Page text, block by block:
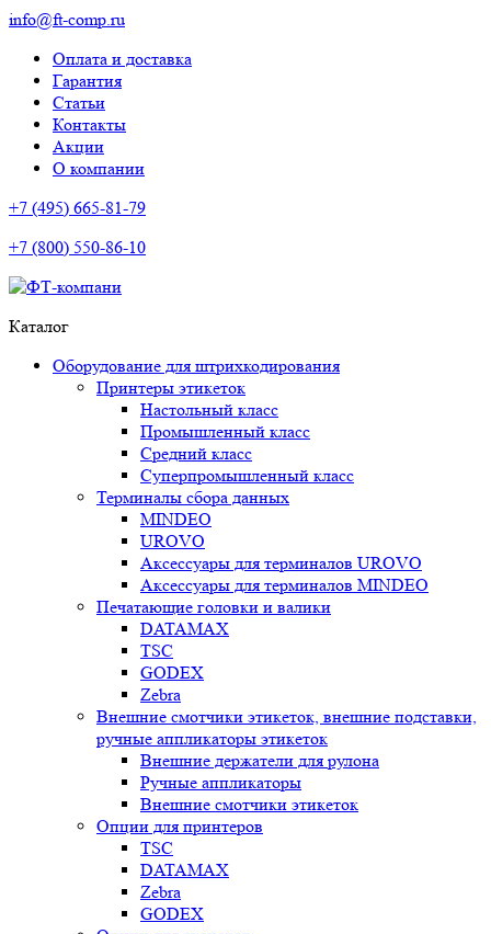
info@ft-comp.ru
Оплата и доставка
Гарантия
Статьи
Контакты
Акции
О компании
+7 (495) 665-81-79
+7 (800) 550-86-10
Каталог
Оборудование для штрихкодирования
Принтеры этикеток
Настольный класс
Промышленный класс
Средний класс
Суперпромышленный класс
Терминалы сбора данных
MINDEO
UROVO
Аксессуары для терминалов UROVO
Аксессуары для терминалов MINDEO
Печатающие головки и валики
DATAMAX
TSC
GODEX
Zebra
Внешние смотчики этикеток, внешние подставки,
ручные аппликаторы этикеток
Внешние держатели для рулона
Ручные аппликаторы
Внешние смотчики этикеток
Опции для принтеров
TSC
DATAMAX
Zebra
GODEX